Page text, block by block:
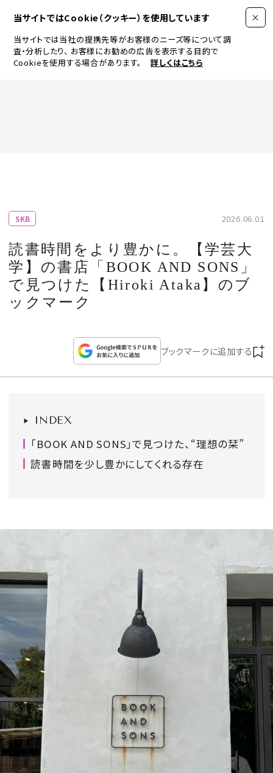
当サイトではCookie（クッキー）を使用しています
当サイトでは当社の提携先等がお客様のニーズ等について調
査・分析したり、 お客様にお勧めの広告を表示する目的で
Cookieを使用する場合があります。
詳しくはこちら
JEWELRY & WATCH
LIFESTYLE
CULTURE
COLLECTION
FORTUNE
SDGs
会員登録
Log in or Sign up
SPUR読者のためのメンバーシッププログラム
「The SPUR Club」。
便利な機能と特典を無料で楽し
めます。
FOLLOW US
SKB 2026.06.01
読書時間をより豊かに。【学芸大
学】の書店「BOOK AND SONS」
で見つけた【Hiroki Ataka】のブ
ックマーク
ブックマークに追加する
INDEX
「BOOK AND SONS」で見つけた、“理想の栞”
読書時間を少し豊かにしてくれる存在